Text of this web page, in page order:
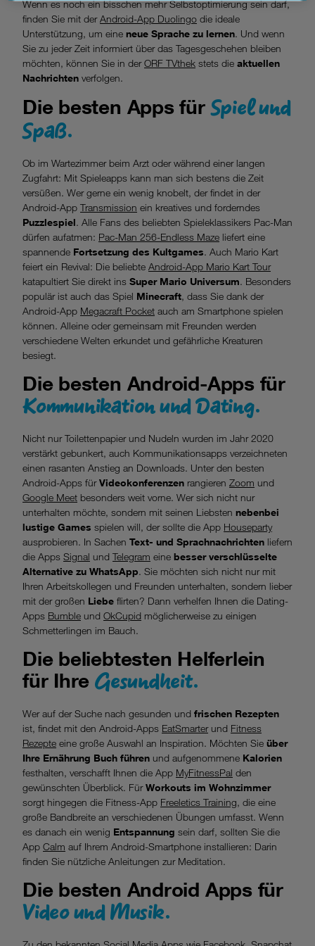
Wenn es noch ein bisschen mehr Selbstoptimierung sein darf,
finden Sie mit derAndroid-App Duolingo die ideale
Unterstützung, um eine neue Sprache zu lernen. Und wenn
Sie zu jeder Zeit informiert über das Tagesgeschehen bleiben
möchten, können Sie in derORF TVthek stets die aktuellen
Nachrichten verfolgen.
Die besten Apps für Spiel und
Spaß.
Ob im Wartezimmer beim Arzt oder während einer langen
Zugfahrt: Mit Spieleapps kann man sich bestens die Zeit
versüßen. Wer gerne ein wenig knobelt, der findet in der
Android-App Transmission ein kreatives und forderndes
Puzzlespiel. Alle Fans des beliebten Spieleklassikers Pac-Man
dürfen aufatmen: Pac-Man 256-Endless Maze liefert eine
spannende Fortsetzung des Kultgames. Auch Mario Kart
feiert ein Revival: Die beliebte Android-App Mario Kart Tour
katapultiert Sie direkt ins Super Mario Universum. Besonders
populär ist auch das Spiel Minecraft, dass Sie dank der
Android-App Megacraft Pocket auch am Smartphone spielen
können. Alleine oder gemeinsam mit Freunden werden
verschiedene Welten erkundet und gefährliche Kreaturen
besiegt.
Die besten Android-Apps für
Kommunikation und Dating.
Nicht nur Toilettenpapier und Nudeln wurden im Jahr 2020
verstärkt gebunkert, auch Kommunikationsapps verzeichneten
einen rasanten Anstieg an Downloads. Unter den besten
Android-Apps fürVideokonferenzen rangieren Zoom und
Google Meet besonders weit vorne. Wer sich nicht nur
unterhalten möchte, sondern mit seinen Liebsten nebenbei
lustige Games spielen will, der sollte die App Houseparty
ausprobieren. In Sachen Text- und Sprachnachrichten liefern
die Apps Signal und Telegram eine besser verschlüsselte
Alternative zu WhatsApp. Sie möchten sich nicht nur mit
Ihren Arbeitskollegen und Freunden unterhalten, sondern lieber
mit der großen Liebe flirten? Dann verhelfen Ihnen die Dating-
Apps Bumble und OkCupid möglicherweise zu einigen
Schmetterlingen im Bauch.
Die beliebtesten Helferlein
für Ihre Gesundheit.
Wer auf der Suche nach gesunden und frischen Rezepten
ist, findet mit den Android-Apps EatSmarterund Fitness
Rezepte eine große Auswahl an Inspiration. Möchten Sie über
Ihre Ernährung Buch führen und aufgenommene Kalorien
festhalten, verschafft Ihnen die App MyFitnessPal den
gewünschten Überblick. FürWorkouts im Wohnzimmer
sorgt hingegen die Fitness-App Freeletics Training, die eine
große Bandbreite an verschiedenen Übungen umfasst. Wenn
es danach ein wenig Entspannung sein darf, sollten Sie die
App Calm auf Ihrem Android-Smartphone installieren: Darin
finden Sie nützliche Anleitungen zur Meditation.
Die besten Android Apps für
Video und Musik.
Datenschutzniveau und es stehen keine wirksamen
Rechtsbehelfe zur Verfügung.
Cookies von Unternehmen in Drittstaaten, die ein ähnliches
Datenschutzniveau wie in der Europäischen Union aufweisen
(z.B. Data Privacy Framework), werden wie europäische
Wenn Sie „Nur notwendige Cookies“ wählen, dann sind für
Sie nur jene Cookies im Einsatz, die zur Funktion dieser